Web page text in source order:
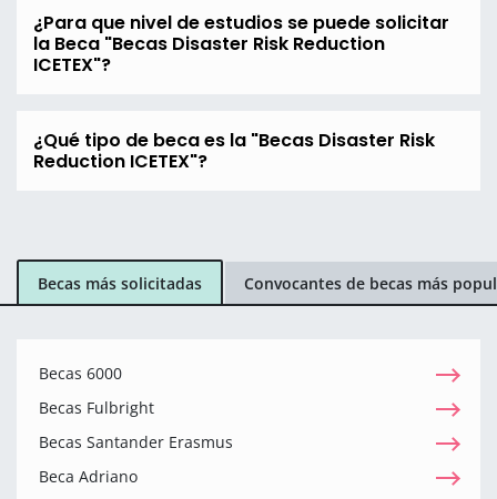
¿Para que nivel de estudios se puede solicitar
la Beca "Becas Disaster Risk Reduction
ICETEX"?
¿Qué tipo de beca es la "Becas Disaster Risk
Reduction ICETEX"?
Becas más solicitadas Convocantes de becas más
Becas 6000
Becas Fulbright
Becas Santander Erasmus
Beca Adriano